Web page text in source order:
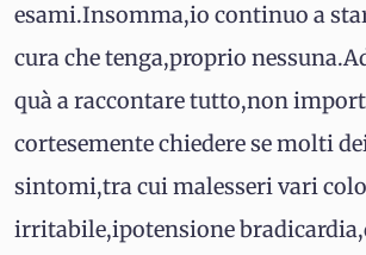
esami.Insomma,io continuo a
cura che tenga,proprio
quà a raccontare tutto,non
cortesemente chiedere se molti
sintomi,tra cui malesseri vari
irritabile,ipotensione